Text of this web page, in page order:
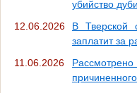
убийство
12.06.2026
В Тверской
заплатит за
11.06.2026